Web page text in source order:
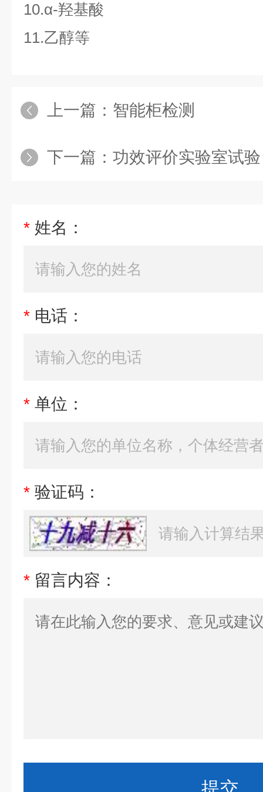
10.α-羟基酸
11.乙醇等
上一篇： 智能柜检测
下一篇： 功效评价实验室试验
* 姓名：
* 电话：
* 单位：
* 验证码：
* 留言内容：